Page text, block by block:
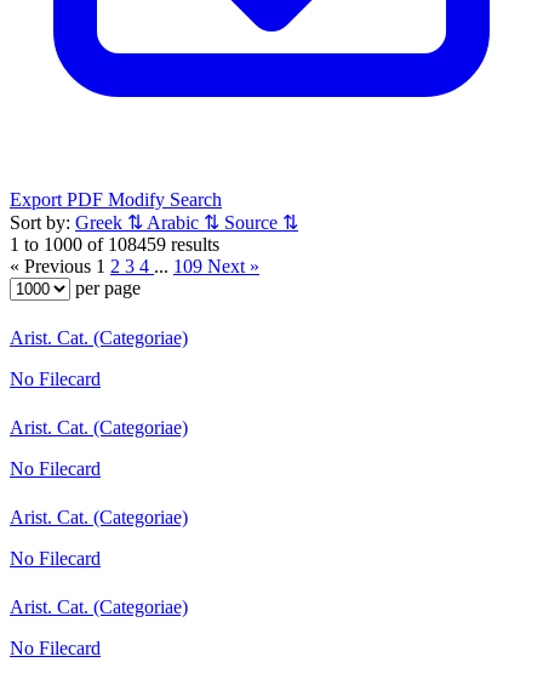
Export PDF Modify Search
Sort by: Greek ⇅ Arabic ⇅ Source ⇅
1 to 1000 of 108459 results
« Previous 1 2 3 4 ... 109 Next »
per page
Arist. Cat. (Categoriae)
No Filecard
Arist. Cat. (Categoriae)
No Filecard
Arist. Cat. (Categoriae)
No Filecard
Arist. Cat. (Categoriae)
No Filecard